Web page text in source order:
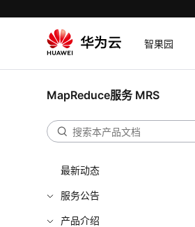
智果园
MapReduce服务 MRS
最新动态
服务公告
产品介绍